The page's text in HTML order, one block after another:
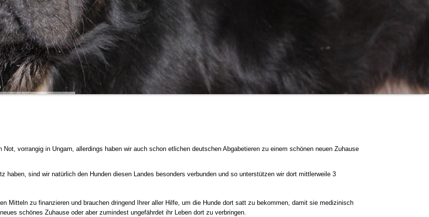
vorrangig in Ungarn, allerdings haben wir auch schon etlichen deutschen Abgabetieren zu einem schönen neuen Zuhause
haben, sind wir natürlich den Hunden diesen Landes besonders verbunden und so unterstützen wir dort mittlerweile 3
Mitteln zu finanzieren und brauchen dringend Ihrer aller Hilfe, um die Hunde dort satt zu bekommen, damit sie medizinisch
schönes Zuhause oder aber zumindest ungefährdet ihr Leben dort zu verbringen.